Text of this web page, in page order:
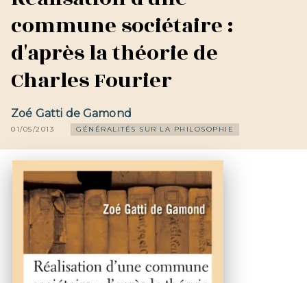
commune sociétaire :
d'après la théorie de
Charles Fourier
Zoé Gatti de Gamond
01/05/2013 GÉNÉRALITÉS SUR LA PHILOSOPHIE